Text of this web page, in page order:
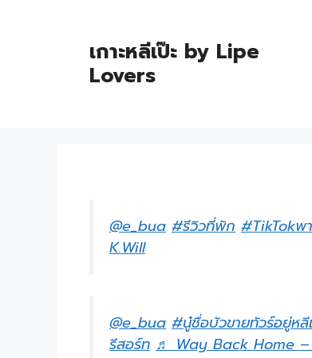
เกาะหลีเป๊ะ by Lipe
Lovers
@e_bua #รีวิวที่พัก #TikTokพ
K.Will
@e_bua #นู๋ชื่อบัวขายทัวร์อยู่หลี
รีสอร์ท ♬ Way Back Home